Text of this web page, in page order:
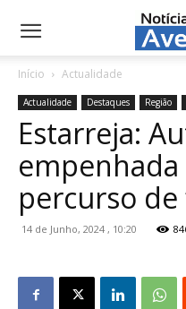
NotíciasdeAveiro.pt
Início Actualidade
Actualidade Destaques Região
Estarreja:
percurso de
14 de Junho, 2024 , 10:20